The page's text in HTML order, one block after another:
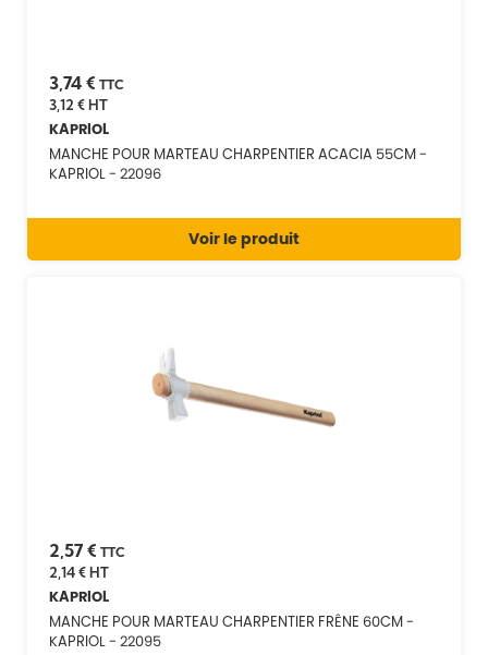
3,74 € TTC
3,12 €HT
KAPRIOL
MANCHE POUR MARTEAU CHARPENTIER ACACIA 55CM -
KAPRIOL - 22096
Voir le produit
2,57 € TTC
2,14 €HT
KAPRIOL
MANCHE POUR MARTEAU CHARPENTIER FRÊNE 60CM -
KAPRIOL - 22095